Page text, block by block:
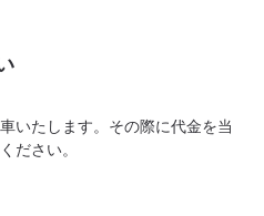
いたします。その際に代金を当
ださい。